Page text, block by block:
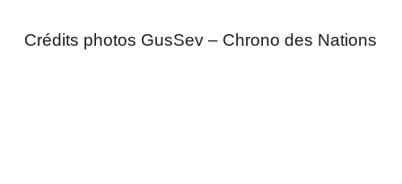
Crédits photos GusSev – Chrono des Nations